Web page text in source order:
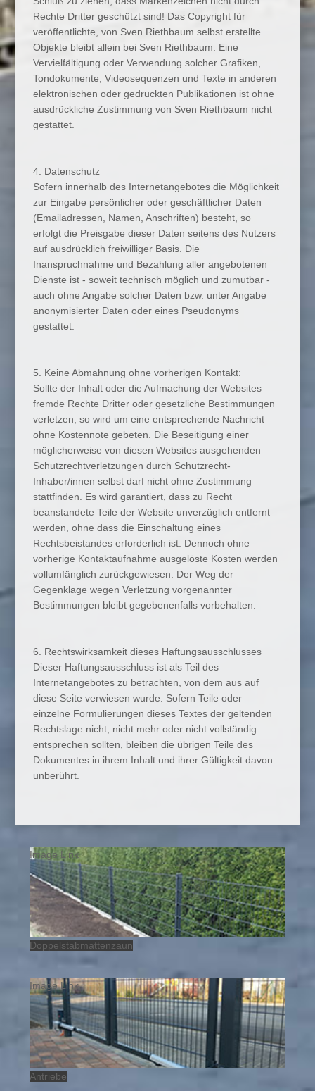
Rechte Dritter geschützt sind! Das Copyright für
veröffentlichte, von Sven Riethbaum selbst erstellte
Objekte bleibt allein bei Sven Riethbaum. Eine
Vervielfältigung oder Verwendung solcher Grafiken,
Tondokumente, Videosequenzen und Texte in anderen
elektronischen oder gedruckten Publikationen ist ohne
ausdrückliche Zustimmung von Sven Riethbaum nicht
gestattet.
4. Datenschutz
Sofern innerhalb des Internetangebotes die Möglichkeit
zur Eingabe persönlicher oder geschäftlicher Daten
(Emailadressen, Namen, Anschriften) besteht, so
erfolgt die Preisgabe dieser Daten seitens des Nutzers
auf ausdrücklich freiwilliger Basis. Die
Inanspruchnahme und Bezahlung aller angebotenen
Dienste ist - soweit technisch möglich und zumutbar -
auch ohne Angabe solcher Daten bzw. unter Angabe
anonymisierter Daten oder eines Pseudonyms
gestattet.
5. Keine Abmahnung ohne vorherigen Kontakt:
Sollte der Inhalt oder die Aufmachung der Websites
fremde Rechte Dritter oder gesetzliche Bestimmungen
verletzen, so wird um eine entsprechende Nachricht
ohne Kostennote gebeten. Die Beseitigung einer
möglicherweise von diesen Websites ausgehenden
Schutzrechtverletzungen durch Schutzrecht-
Inhaber/innen selbst darf nicht ohne Zustimmung
stattfinden. Es wird garantiert, dass zu Recht
beanstandete Teile der Website unverzüglich entfernt
werden, ohne dass die Einschaltung eines
Rechtsbeistandes erforderlich ist. Dennoch ohne
vorherige Kontaktaufnahme ausgelöste Kosten werden
vollumfänglich zurückgewiesen. Der Weg der
Gegenklage wegen Verletzung vorgenannter
Bestimmungen bleibt gegebenenfalls vorbehalten.
6. Rechtswirksamkeit dieses Haftungsausschlusses
Dieser Haftungsausschluss ist als Teil des
Internetangebotes zu betrachten, von dem aus auf
diese Seite verwiesen wurde. Sofern Teile oder
einzelne Formulierungen dieses Textes der geltenden
Rechtslage nicht, nicht mehr oder nicht vollständig
entsprechen sollten, bleiben die übrigen Teile des
Dokumentes in ihrem Inhalt und ihrer Gültigkeit davon
unberührt.
Image Link
Doppelstabmattenzaun
Image Link
Antriebe